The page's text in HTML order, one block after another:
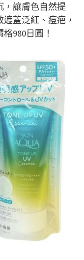
，讓膚色自然提
蓋泛紅、痘疤，
980日圓！